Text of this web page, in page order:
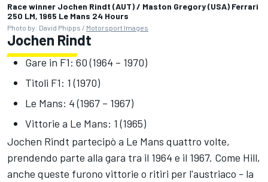
Race winner Jochen Rindt (AUT) / Maston Gregory (USA) Ferrari
250 LM, 1965 Le Mans 24 Hours
Photo by: David Phipps / Motorsport Images
Jochen Rindt
Gare in F1: 60 (1964 – 1970)
Titoli F1: 1 (1970)
Le Mans: 4 (1967 – 1967)
Vittorie a Le Mans: 1 (1965)
Jochen Rindt partecipò a Le Mans quattro volte,
prendendo parte alla gara tra il 1964 e il 1967. Come Hill,
anche queste furono vittorie o ritiri per l'austriaco - la